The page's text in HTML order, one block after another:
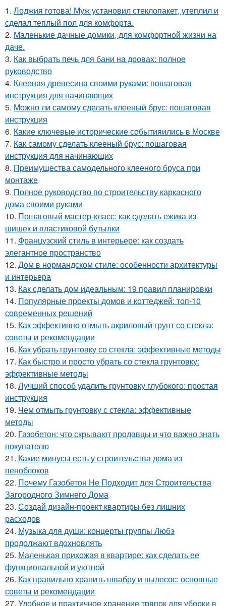
1. Лоджия готова! Муж установил стеклопакет, утеплил и
сделал теплый пол для комфорта.
2. Маленькие дачные домики, для комфортной жизни на
даче.
3. Как выбрать печь для бани на дровах: полное
руководство
4. Клееная древесина своими руками: пошаговая
инструкция для начинающих
5. Можно ли самому сделать клееный брус: пошаговая
инструкция
6. Какие ключевые исторические событияились в Москве
7. Как самому сделать клееный брус: пошаговая
инструкция для начинающих
8. Преимущества самодельного клееного бруса при
монтаже
9. Полное руководство по строительству каркасного
дома своими руками
10. Пошаговый мастер-класс: как сделать ежика из
шишек и пластиковой бутылки
11. Французский стиль в интерьере: как создать
элегантное пространство
12. Дом в нормандском стиле: особенности архитектуры
и интерьера
13. Как сделать дом идеальным: 19 правил планировки
14. Популярные проекты домов и коттеджей: топ-10
современных решений
15. Как эффективно отмыть акриловый грунт со стекла:
советы и рекомендации
16. Как убрать грунтовку со стекла: эффективные методы
17. Как быстро и просто убрать со стекла грунтовку:
эффективные методы
18. Лучший способ удалить грунтовку глубокого: простая
инструкция
19. Чем отмыть грунтовку с стекла: эффективные
методы
20. Газобетон: что скрывают продавцы и что важно знать
покупателю
21. Какие минусы есть у строительства дома из
пеноблоков
22. Почему Газобетон Не Подходит для Строительства
Загородного Зимнего Дома
23. Создай дизайн-проект квартиры без лишних
расходов
24. Музыка для души: концерты группы Любэ
продолжают вдохновлять
25. Маленькая прихожая в квартире: как сделать ее
функциональной и уютной
26. Как правильно хранить швабру и пылесос: основные
советы и рекомендации
27. Удобное и практичное хранение тряпок для уборки в